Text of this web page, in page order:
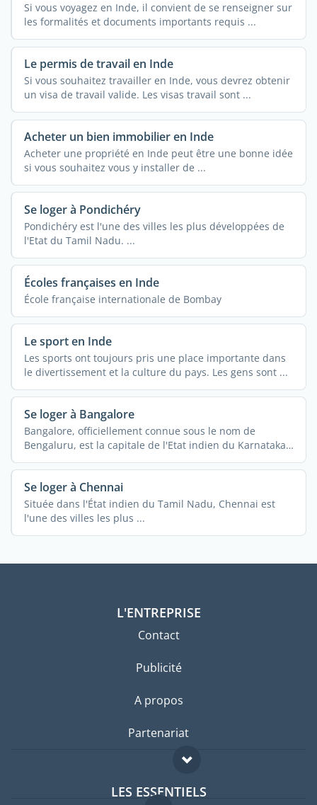
Si vous voyagez en Inde, il convient de se renseigner sur
les formalités et documents importants requis ...
Le permis de travail en Inde
Si vous souhaitez travailler en Inde, vous devrez obtenir
un visa de travail valide. Les visas travail sont ...
Acheter un bien immobilier en Inde
Acheter une propriété en Inde peut être une bonne idée
si vous souhaitez vous y installer de ...
Se loger à Pondichéry
Pondichéry est l'une des villes les plus développées de
l'Etat du Tamil Nadu. ...
Écoles françaises en Inde
École française internationale de Bombay
Le sport en Inde
Les sports ont toujours pris une place importante dans
le divertissement et la culture du pays. Les gens sont ...
Se loger à Bangalore
Bangalore, officiellement connue sous le nom de
Bengaluru, est la capitale de l'Etat indien du Karnataka.
Ville ...
Se loger à Chennai
Située dans l'État indien du Tamil Nadu, Chennai est
l'une des villes les plus ...
L'ENTREPRISE
Contact
Publicité
A propos
Partenariat
LES ESSENTIELS